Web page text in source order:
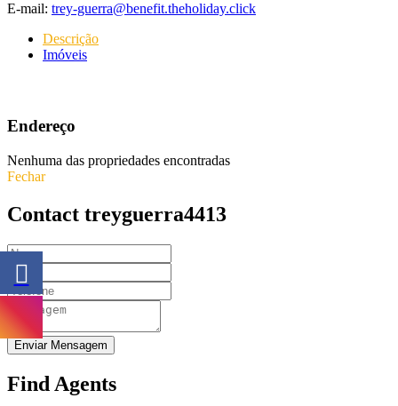
E-mail: trey-guerra@benefit.theholiday.click
Descrição
Imóveis
Endereço
Nenhuma das propriedades encontradas
Fechar
Contact treyguerra4413
Enviar Mensagem
Find Agents